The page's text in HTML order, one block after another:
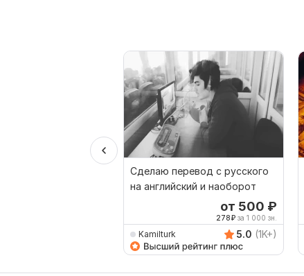
Сделаю перевод с русского
на английский и наоборот
от 500 ₽
278₽ за 1 000 зн.
Kamilturk 5.0 (1K+)